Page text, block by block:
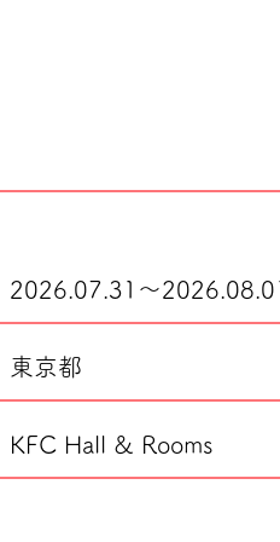
2026.07.31～
東京都
KFC Hall & Rooms